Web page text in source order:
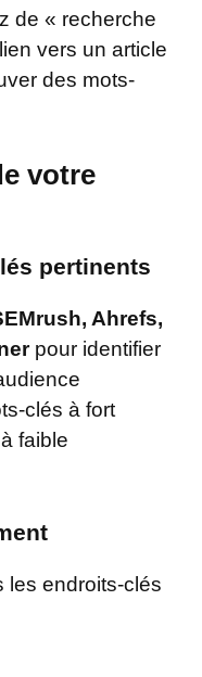
de « recherche
vers un article
des mots-
votre
pertinents
Ahrefs,
pour identifier
clés à fort
faible
les endroits-clés